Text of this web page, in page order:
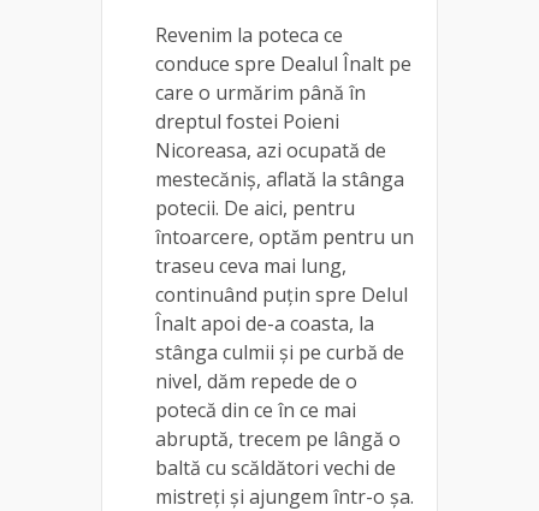
Revenim la poteca ce
conduce spre Dealul Înalt pe
care o urmărim până în
dreptul fostei Poieni
Nicoreasa, azi ocupată de
mestecăniş, aflată la stânga
potecii. De aici, pentru
întoarcere, optăm pentru un
traseu ceva mai lung,
continuând puţin spre Delul
Înalt apoi de-a coasta, la
stânga culmii şi pe curbă de
nivel, dăm repede de o
potecă din ce în ce mai
abruptă, trecem pe lângă o
baltă cu scăldători vechi de
mistreţi și ajungem într-o şa.